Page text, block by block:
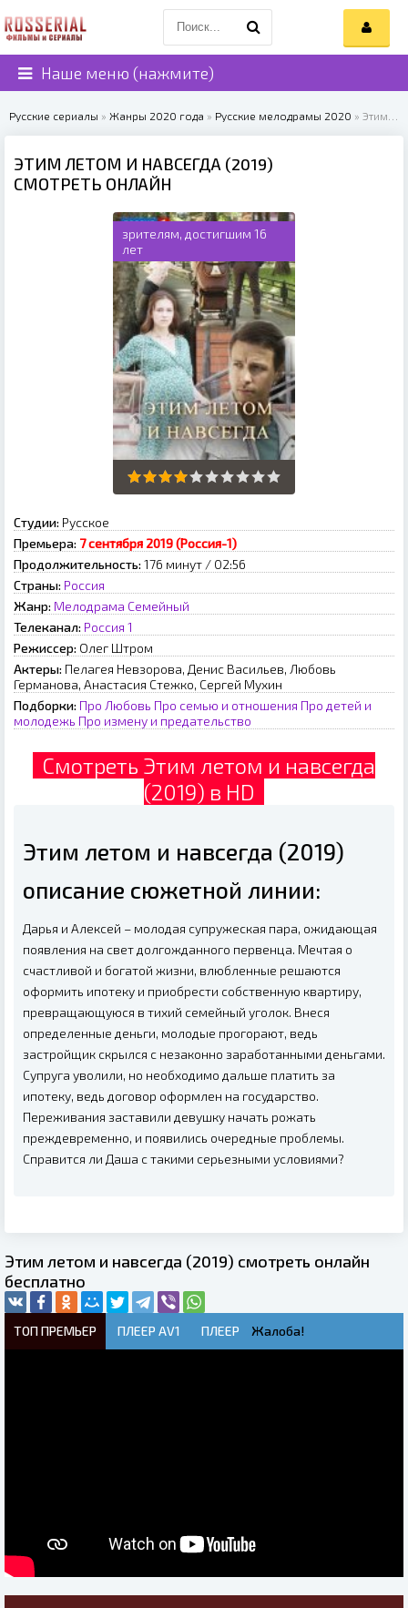
Наше меню (нажмите)
Русские сериалы » Жанры 2020 года » Русские мелодрамы 2020 » Этим летом и навсегда (2019)
ЭТИМ ЛЕТОМ И НАВСЕГДА (2019)
СМОТРЕТЬ ОНЛАЙН
зрителям, достигшим 16
лет
Студии: Русское
Премьера: 7 сентября 2019 (Россия-1)
Продолжительность: 176 минут / 02:56
Страны: Россия
Жанр: Мелодрама Семейный
Телеканал: Россия 1
Режиссер: Олег Штром
Актеры: Пелагея Невзорова, Денис Васильев, Любовь
Германова, Анастасия Стежко, Сергей Мухин
Подборки: Про Любовь Про семью и отношения Про детей и
молодежь Про измену и предательство
Смотреть Этим летом и навсегда
(2019) в HD
Этим летом и навсегда (2019)
описание сюжетной линии:
Дарья и Алексей – молодая супружеская пара, ожидающая
появления на свет долгожданного первенца. Мечтая о
счастливой и богатой жизни, влюбленные решаются
оформить ипотеку и приобрести собственную квартиру,
превращающуюся в тихий семейный уголок. Внеся
определенные деньги, молодые прогорают, ведь
застройщик скрылся с незаконно заработанными деньгами.
Супруга уволили, но необходимо дальше платить за
ипотеку, ведь договор оформлен на государство.
Переживания заставили девушку начать рожать
преждевременно, и появились очередные проблемы.
Справится ли Даша с такими серьезными условиями?
Этим летом и навсегда (2019) смотреть онлайн
бесплатно
ТОП ПРЕМЬЕР ПЛЕЕР AV1 ПЛЕЕР Жалоба!